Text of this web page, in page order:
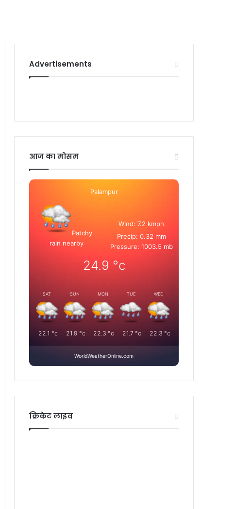
Advertisements
आज का मोसम
Palampur
Patchy
rain nearby
Wind: 7.2 kmph
Precip: 0.32 mm
Pressure: 1003.5 mb
24.9 °c
SAT
22.1 °c
SUN
21.9 °c
MON
22.3 °c
TUE
21.7 °c
WED
22.3 °c
WorldWeatherOnline.com
क्रिकेट लाइव